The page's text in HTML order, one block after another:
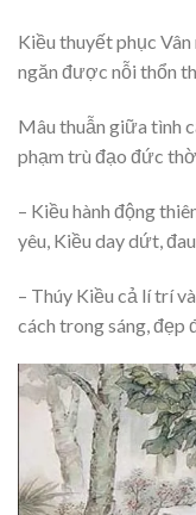
Kiều thuyết phục
ngăn được nỗi thổn
Mâu thuẫn giữa tình
phạm trù đạo đức
– Kiều hành động
yêu, Kiều day dứt,
– Thúy Kiều cả lí trí
cách trong sáng, đẹp